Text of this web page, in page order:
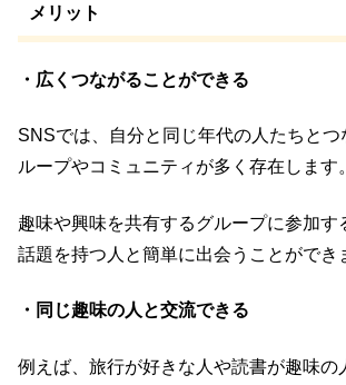
メリット
・広くつながることができる
SNSでは、自分と同じ年代の人たちと
ループやコミュニティが多く存在します。
趣味や興味を共有するグループに参加す
話題を持つ人と簡単に出会うことができ
・同じ趣味の人と交流できる
例えば、旅行が好きな人や読書が趣味の